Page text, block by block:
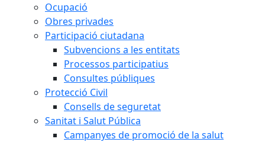
Ocupació
Obres privades
Participació ciutadana
Subvencions a les entitats
Processos participatius
Consultes públiques
Protecció Civil
Consells de seguretat
Sanitat i Salut Pública
Campanyes de promoció de la salut